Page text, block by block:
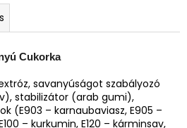
Cukorka
savanyúságot szabályozó
stabilizátor (arab gumi),
(E903 – karnaubaviasz, E905 –
– kurkumin, E120 – kárminsav,